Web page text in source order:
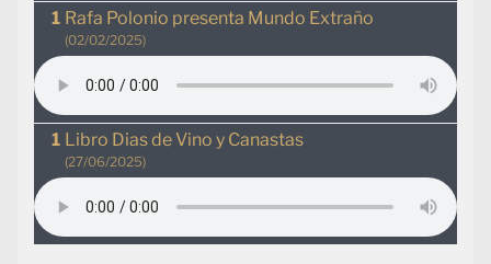
Rafa Polonio presenta Mundo Extraño
(02/02/2025)
Libro Dias de Vino y Canastas
(27/06/2025)